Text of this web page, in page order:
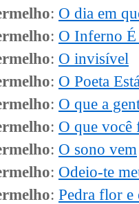
: O dia em
: O Inferno
: O invisível
: O Poeta
: O que a
: O que você
: O sono vem
: Odeio-te
: Pedra flor e